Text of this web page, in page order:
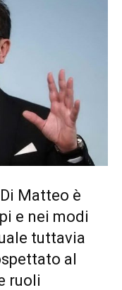
Matteo è
e nei modi
tuttavia
al
ruoli